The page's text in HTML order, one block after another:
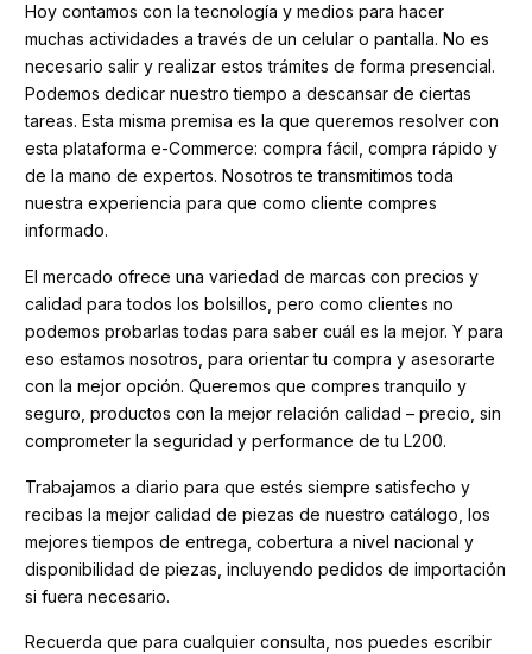
Hoy contamos con la tecnología y medios para hacer
muchas actividades a través de un celular o pantalla. No es
necesario salir y realizar estos trámites de forma presencial.
Podemos dedicar nuestro tiempo a descansar de ciertas
tareas. Esta misma premisa es la que queremos resolver con
esta plataforma e-Commerce: compra fácil, compra rápido y
de la mano de expertos. Nosotros te transmitimos toda
nuestra experiencia para que como cliente compres
informado.
El mercado ofrece una variedad de marcas con precios y
calidad para todos los bolsillos, pero como clientes no
podemos probarlas todas para saber cuál es la mejor. Y para
eso estamos nosotros, para orientar tu compra y asesorarte
con la mejor opción. Queremos que compres tranquilo y
seguro, productos con la mejor relación calidad – precio, sin
comprometer la seguridad y performance de tu L200.
Trabajamos a diario para que estés siempre satisfecho y
recibas la mejor calidad de piezas de nuestro catálogo, los
mejores tiempos de entrega, cobertura a nivel nacional y
disponibilidad de piezas, incluyendo pedidos de importación
si fuera necesario.
Recuerda que para cualquier consulta, nos puedes escribir